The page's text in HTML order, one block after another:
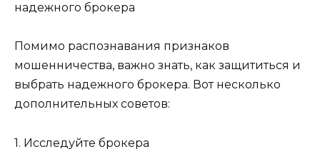
надежного брокера
Помимо распознавания признаков
мошенничества, важно знать, как защититься и
выбрать надежного брокера. Вот несколько
дополнительных советов:
1. Исследуйте брокера